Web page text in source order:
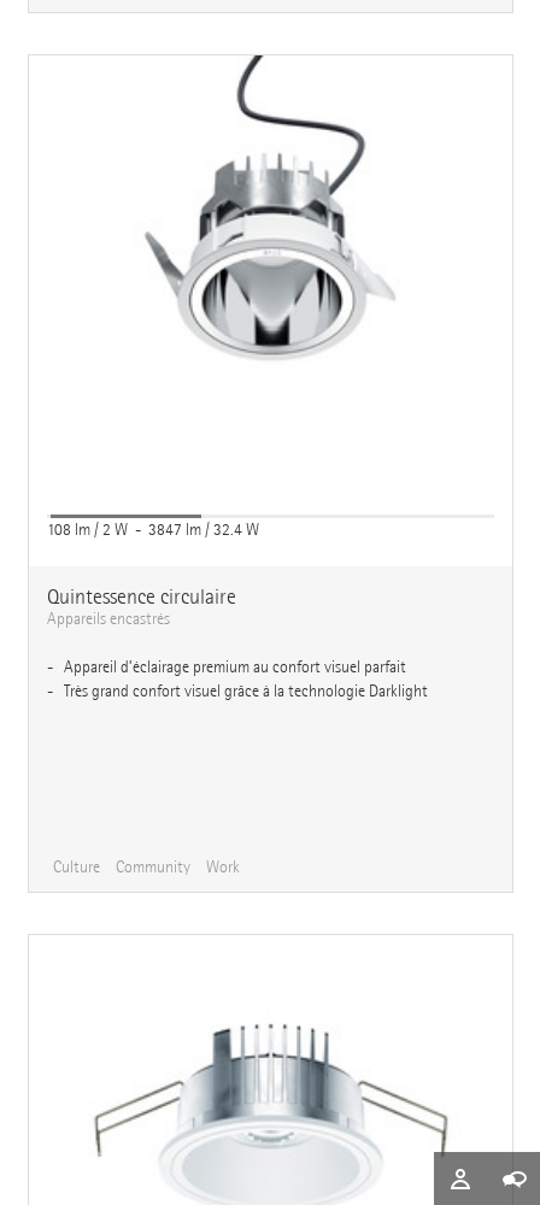
108 lm / 2 W - 3847 lm / 32.4 W
Quintessence circulaire
Appareils encastrés
Appareil d’éclairage premium au confort visuel parfait
Très grand confort visuel grâce à la technologie Darklight
Culture Community Work